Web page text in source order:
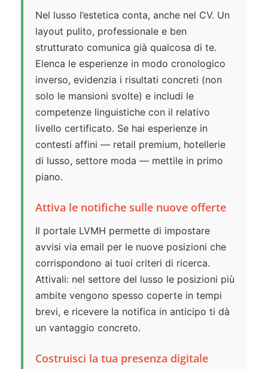
Nel lusso l’estetica conta, anche nel CV. Un
layout pulito, professionale e ben
strutturato comunica già qualcosa di te.
Elenca le esperienze in modo cronologico
inverso, evidenzia i risultati concreti (non
solo le mansioni svolte) e includi le
competenze linguistiche con il relativo
livello certificato. Se hai esperienze in
contesti affini — retail premium, hotellerie
di lusso, settore moda — mettile in primo
piano.
Attiva le notifiche sulle nuove offerte
Il portale LVMH permette di impostare
avvisi via email per le nuove posizioni che
corrispondono ai tuoi criteri di ricerca.
Attivali: nel settore del lusso le posizioni più
ambite vengono spesso coperte in tempi
brevi, e ricevere la notifica in anticipo ti dà
un vantaggio concreto.
Costruisci la tua presenza digitale